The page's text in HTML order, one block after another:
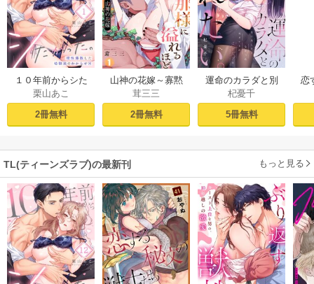
１０年前からシた
かった。～理性爆
散した幼馴染のわ
からせＨ（１）
栗山あこ
2冊無料
山神の花嫁～寡黙
な旦那様に溢れる
ほど注がれる寵愛
～【TL版】 1巻
茸三三
2冊無料
運命のカラダと別
れたい。～思い出
したくなかった、
元カレとのズブズ
杞憂千
5冊無料
恋
TL(ティーンズラブ)の最新刊 もっと見る